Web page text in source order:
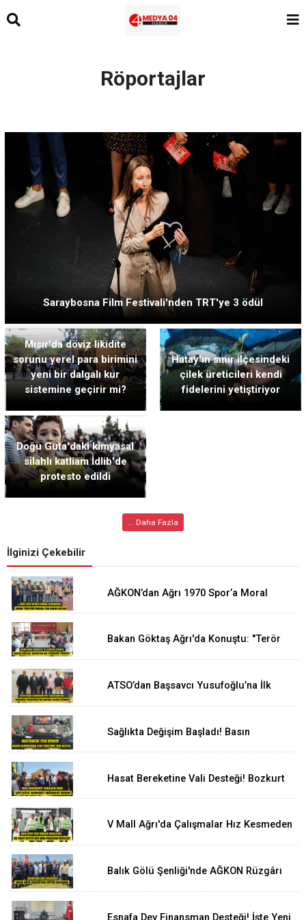
Röportajlar
Saraybosna Film Festivali'nden TRT'ye 3 ödül
Mısır'da döviz likidite
sorunu yerel para birimini
yeni bir dalgalı kur
sistemine geçirir mi?
Hatay'ın sınır ilçesindeki
çilek üreticileri kendi
fidelerini yetiştiriyor
Doğu Guta'daki kimyasal
silahlı katliam İdlib'de
protesto edildi
... Daha Fazla
İlginizi Çekebilir
AĞKON’dan Ağrı 1970 Spor’a Moral
Bakan Göktaş Ağrı'da Konuştu: "Terör
ATSO’dan Başsavcı Yusufoğlu’na İlk
Sağlıkta Değişim Başladı! Basın
Hasat Bereketine Vali Desteği! Bozkurt
V Mall Ağrı'da Çalışmalar Hız Kesmeden
Kilerci İnceledi
Balık Gölü Şenliği'nde AĞKON Rüzgârı
Esnafa Dev Finansman Desteği! İşte Yeni